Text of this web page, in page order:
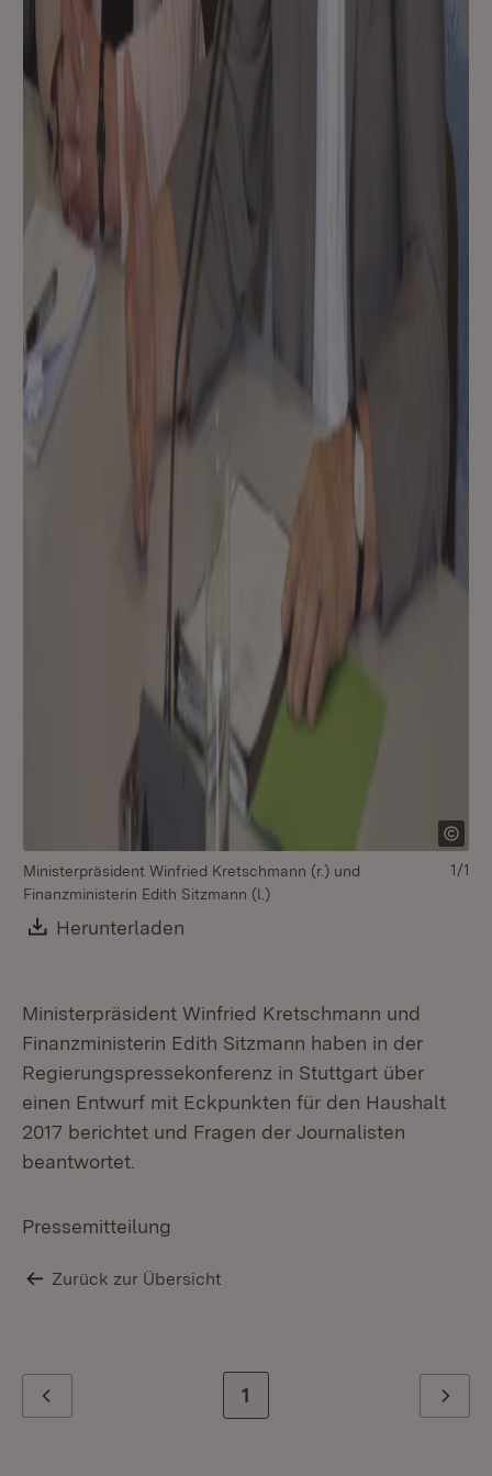
Ministerpräsident Winfried Kretschmann (r.) und
Finanzministerin Edith Sitzmann (l.)
Download:
Herunterladen
1/1
Ministerpräsident Winfried Kretschmann und
Finanzministerin Edith Sitzmann haben in der
Regierungspressekonferenz in Stuttgart über
einen Entwurf mit Eckpunkten für den Haushalt
2017 berichtet und Fragen der Journalisten
beantwortet.
Pressemitteilung
Zurück zur Übersicht
Zur letzten Seite
1 Weiter